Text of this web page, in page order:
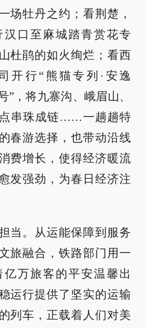
场牡丹之约；看荆楚，
口至麻城踏青赏花专
杜鹃的如火绚烂；看西
开行“熊猫专列·安逸
”，将九寨沟、峨眉山、
串珠成链……一趟趟特
春游选择，也带动沿线
费增长，使得经济暖流
发强劲，为春日经济注
当。从运能保障到服务
旅融合，铁路部门用一
万旅客的平安温馨出
运行提供了坚实的运输
列车，正载着人们对美